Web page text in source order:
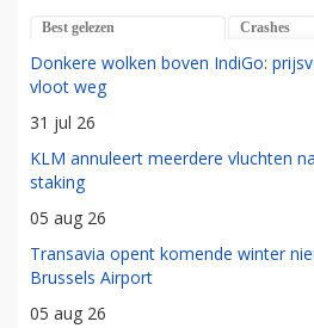
Best gelezen Crashes
Donkere wolken boven IndiGo:
vloot weg
31 jul 26
KLM annuleert meerdere vluchten
staking
05 aug 26
Transavia opent komende winter
Brussels Airport
05 aug 26